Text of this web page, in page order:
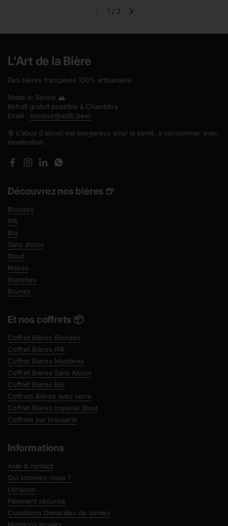
Diapositive précédente
Diapositive suivante
1 / 2
L'Art de la Bière
Des bières françaises 100% artisanales
Made in Savoie 🏔️
Retrait gratuit possible à Chambéry
Email : bonjour@adlb.beer
🔞 L'abus d'alcool est dangereux pour la santé, à consommer avec
modération.
FacebookInstagram
LinkedInWhatsApp
Découvrez nos bières 🍺
Blondes
IPA
Bio
Sans alcool
Stout
Noires
Blanches
Brunes
Et nos coffrets 📦
Coffret Bières Blondes
Coffret Bières IPA
Coffret Bières Mystères
Coffret Bières Sans Alcool
Coffret Bières Bio
Coffrets Bières avec verre
Coffret Bières Imperial Stout
Coffrets par brasserie
Informations
Aide & contact
Qui sommes-nous ?
Livraison
Paiement sécurisé
Conditions Générales de Ventes